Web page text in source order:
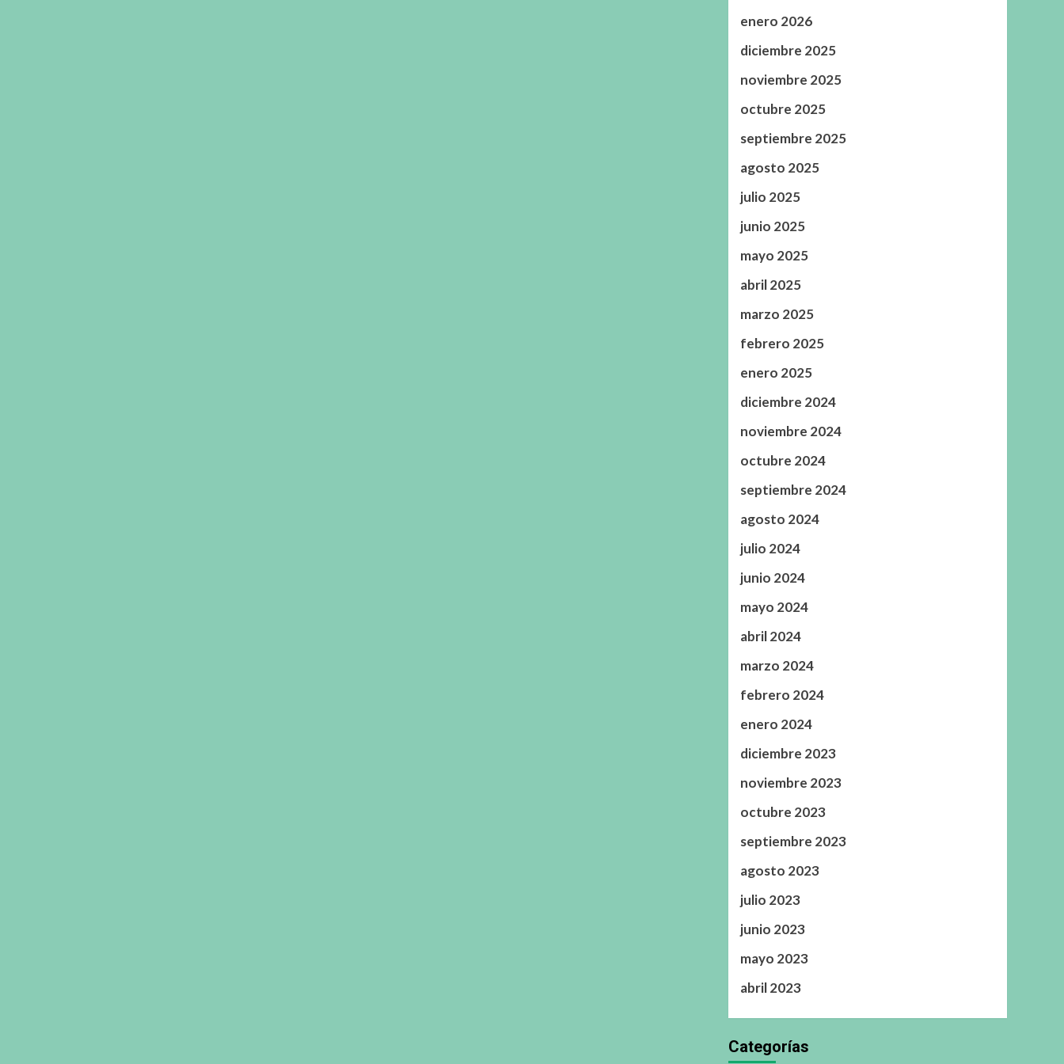
enero 2026
diciembre 2025
noviembre 2025
octubre 2025
septiembre 2025
agosto 2025
julio 2025
junio 2025
mayo 2025
abril 2025
marzo 2025
febrero 2025
enero 2025
diciembre 2024
noviembre 2024
octubre 2024
septiembre 2024
agosto 2024
julio 2024
junio 2024
mayo 2024
abril 2024
marzo 2024
febrero 2024
enero 2024
diciembre 2023
noviembre 2023
octubre 2023
septiembre 2023
agosto 2023
julio 2023
junio 2023
mayo 2023
abril 2023
Categorías